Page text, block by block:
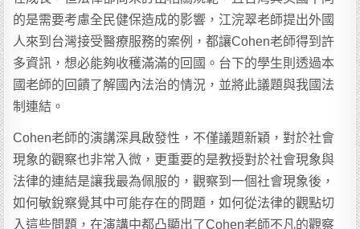
的是需要考慮全民健保造成的影響，江浣翠老師提出外國
人來到台灣接受醫療服務的案例，都讓Cohen老師得到許
多資訊，想必能夠收穫滿滿的回國。台下的學生則透過本
國老師的回饋了解國內法治的情況，並將此議題與我國法
制連結。
Cohen老師的演講深具啟發性，不僅議題新穎，對於社會
現象的觀察也非常入微，更重要的是教授對於社會現象與
法律的連結是讓我最為佩服的，觀察到一個社會現象後，
如何敏銳察覺其中可能存在的問題，如何從法律的觀點切
入這些問題，在演講中都凸顯出了Cohen老師不凡的觀察